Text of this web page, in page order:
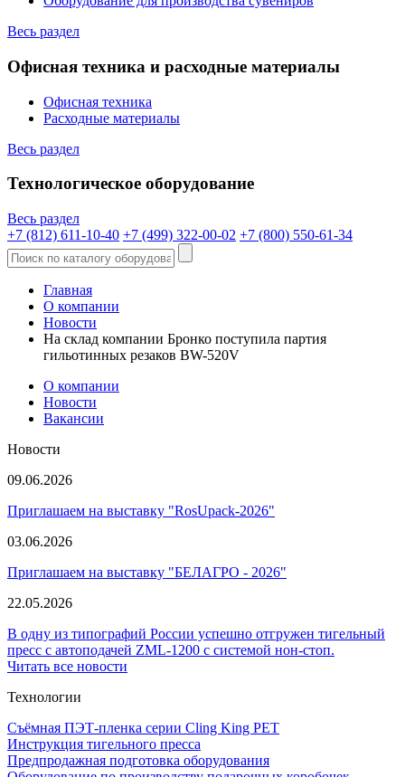
Весь раздел
Офисная техника и расходные материалы
Офисная техника
Расходные материалы
Весь раздел
Технологическое оборудование
Весь раздел
+7 (812) 611-10-40 +7 (499) 322-00-02 +7 (800) 550-61-34
Главная
О компании
Новости
На склад компании Бронко поступила партия
гильотинных резаков BW-520V
О компании
Новости
Вакансии
Новости
09.06.2026
Приглашаем на выставку "RosUpack-2026"
03.06.2026
Приглашаем на выставку "БЕЛАГРО - 2026"
22.05.2026
В одну из типографий России успешно отгружен тигельный
пресс с автоподачей ZML-1200 с системой нон-стоп.
Читать все новости
Технологии
Съёмная ПЭТ-пленка серии Cling King PET
Инструкция тигельного пресса
Предпродажная подготовка оборудования